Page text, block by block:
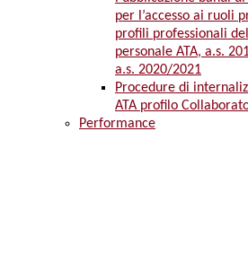
per l’accesso ai ruoli
profili professionali
personale ATA, a.s.
a.s. 2020/2021
Procedure di
ATA profilo
Performance